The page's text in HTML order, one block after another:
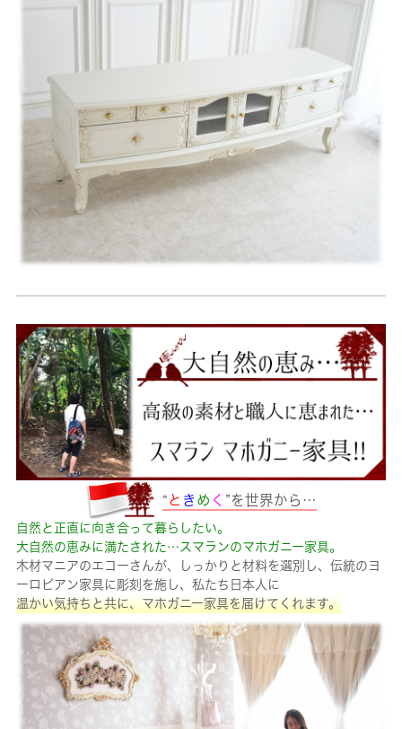
“と き め く ”を世界から…
自然と正直に向き合って暮らしたい。
大自然の恵みに満たされた…スマランのマホガニー家具。
木材マニアのエコーさんが、しっかりと材料を選別し、伝統のヨ
ーロピアン家具に彫刻を施し、私たち日本人に
温かい気持ちと共に、マホガニー家具を届けてくれます。